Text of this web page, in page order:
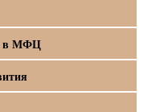
в МФЦ